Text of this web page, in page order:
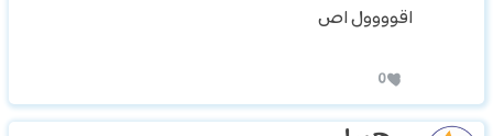
اقوووول اص
0